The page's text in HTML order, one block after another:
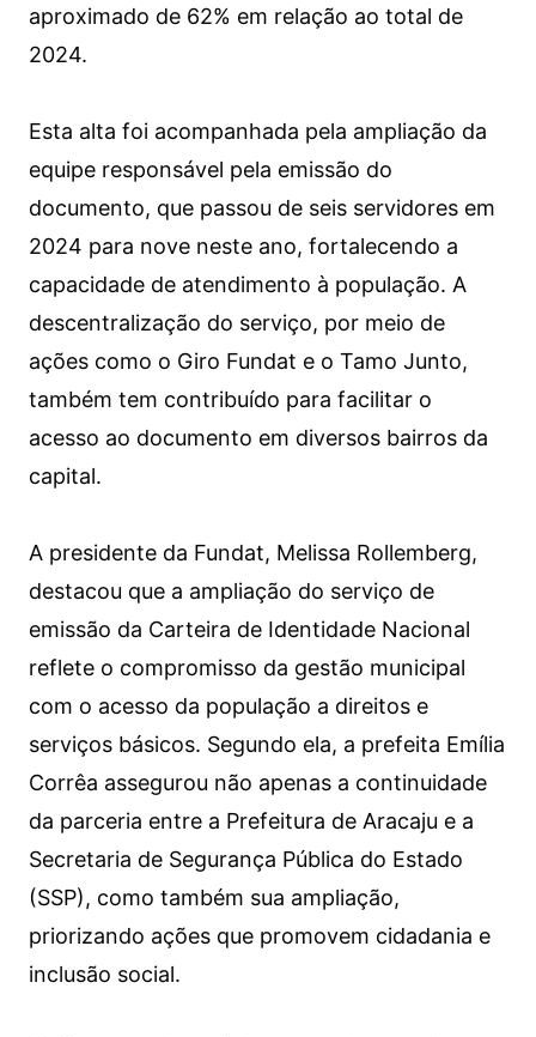
aproximado de 62% em relação ao total de
2024.
Esta alta foi acompanhada pela ampliação da
equipe responsável pela emissão do
documento, que passou de seis servidores em
2024 para nove neste ano, fortalecendo a
capacidade de atendimento à população. A
descentralização do serviço, por meio de
ações como o Giro Fundat e o Tamo Junto,
também tem contribuído para facilitar o
acesso ao documento em diversos bairros da
capital.
A presidente da Fundat, Melissa Rollemberg,
destacou que a ampliação do serviço de
emissão da Carteira de Identidade Nacional
reflete o compromisso da gestão municipal
com o acesso da população a direitos e
serviços básicos. Segundo ela, a prefeita Emília
Corrêa assegurou não apenas a continuidade
da parceria entre a Prefeitura de Aracaju e a
Secretaria de Segurança Pública do Estado
(SSP), como também sua ampliação,
priorizando ações que promovem cidadania e
inclusão social.